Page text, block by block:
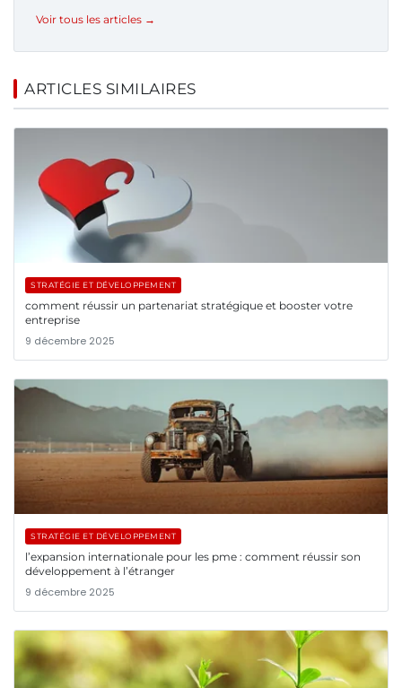
Voir tous les articles →
ARTICLES SIMILAIRES
STRATÉGIE ET DÉVELOPPEMENT
comment réussir un partenariat stratégique et booster votre
entreprise
9 décembre 2025
STRATÉGIE ET DÉVELOPPEMENT
l’expansion internationale pour les pme : comment réussir son
développement à l’étranger
9 décembre 2025